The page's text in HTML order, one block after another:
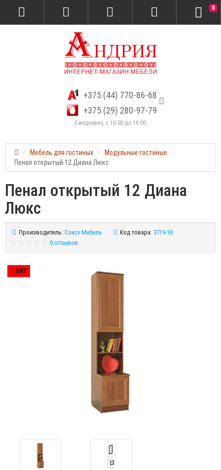
+375 (44) 770-86-68
+375 (29) 280-97-79
Ежедневно, с 10:00 до 19:00
0
Мебель для гостиных
Модульные гостиные
Пенал открытый 12 Диана Люкс
Пенал открытый 12 Диана
Люкс
Производитель: Союз Мебель Код товара: 3719-10
0 отзывов
ХИТ